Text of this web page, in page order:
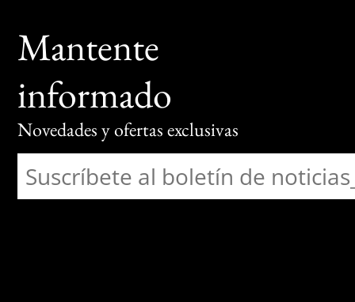
Mantente
informado
Novedades y ofertas exclusivas